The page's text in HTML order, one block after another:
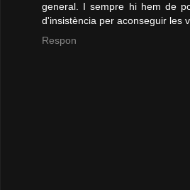
general. I sempre hi hem de
d'insistència per aconseguir les
Respon